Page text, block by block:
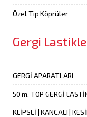
Özel Tip Köprüler
Gergi
GERGİ APARATLARI
50 m. TOP GERGİ
KLİPSLİ | KANCALI |